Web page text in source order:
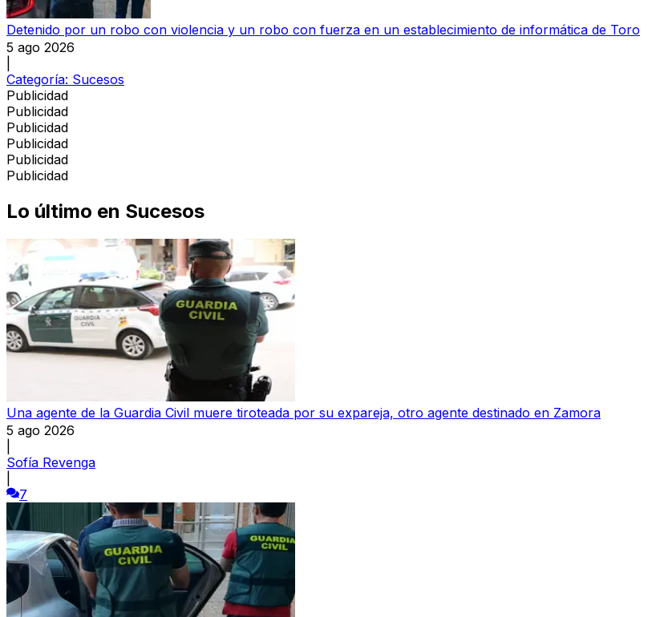
Detenido por un robo con violencia y un robo con fuerza en un establecimiento de informática de Toro
5 ago 2026
Categoría: Sucesos
Publicidad
Publicidad
Publicidad
Publicidad
Publicidad
Publicidad
Lo último en Sucesos
Una agente de la Guardia Civil muere tiroteada por su expareja, otro agente destinado en Zamora
5 ago 2026
Sofía Revenga
7